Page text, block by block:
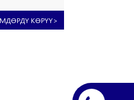
КӨРҮҮ>